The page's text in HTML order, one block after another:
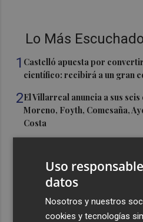
Lo Más Escuchado
1 Castelló apuesta por
científico: recibirá a un gran
2El Villarreal anuncia a sus
Moreno, Foyth, Comesaña,
Costa
San Javier da viabilidad al
324 habitaciones
Uso
datos
Nosotros y nuestros
cookies y tecnologías